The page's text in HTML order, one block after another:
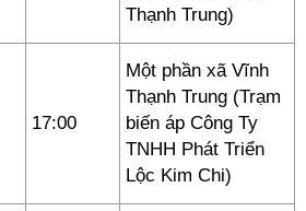
Thạnh Trung)
17:00
Một phần xã Vĩnh
Thạnh Trung (Trạm
biến áp Công Ty
TNHH Phát Triển
Lộc Kim Chi)